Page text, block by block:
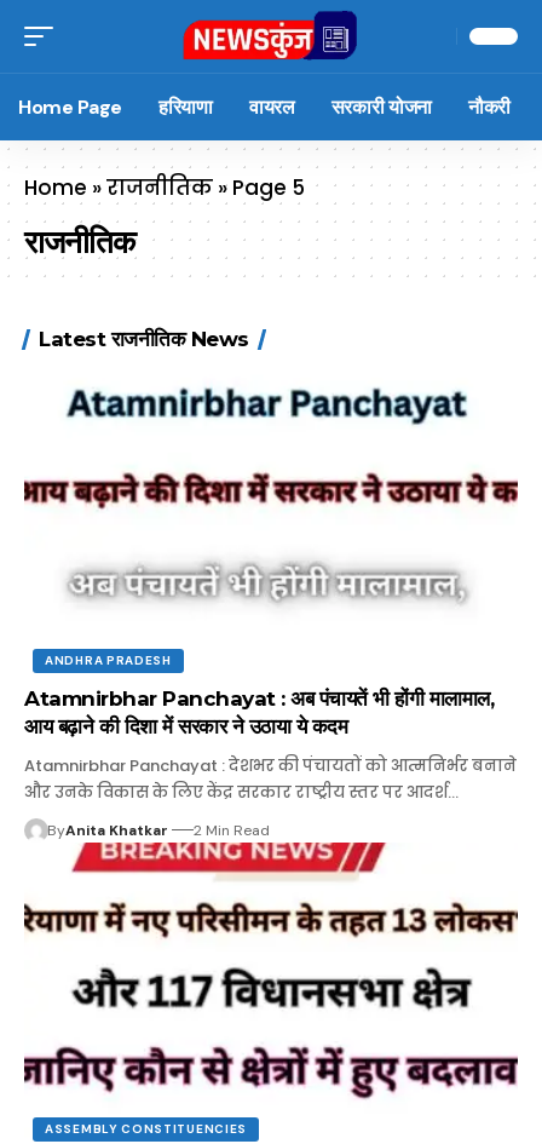
Home Page हरियाणा वायरल सरकारी योजना नौकरी
Home »राजनीतिक » Page 5
राजनीतिक
Latest राजनीतिक News
ANDHRA PRADESH
Atamnirbhar Panchayat : अब पंचायतें भी होंगी मालामाल,
आय बढ़ाने की दिशा में सरकार ने उठाया ये कदम
Atamnirbhar Panchayat : देशभर की पंचायतों को आत्मनिर्भर बनाने
और उनके विकास के लिए केंद्र सरकार राष्ट्रीय स्तर पर आदर्श…
ByAnita Khatkar 2 Min Read
ASSEMBLY CONSTITUENCIES